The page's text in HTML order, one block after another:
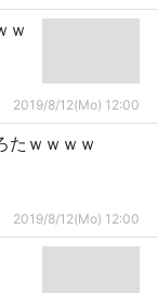
ｗ
2019/8/12(Mo) 12:00
たｗｗｗｗ
2019/8/12(Mo) 12:00